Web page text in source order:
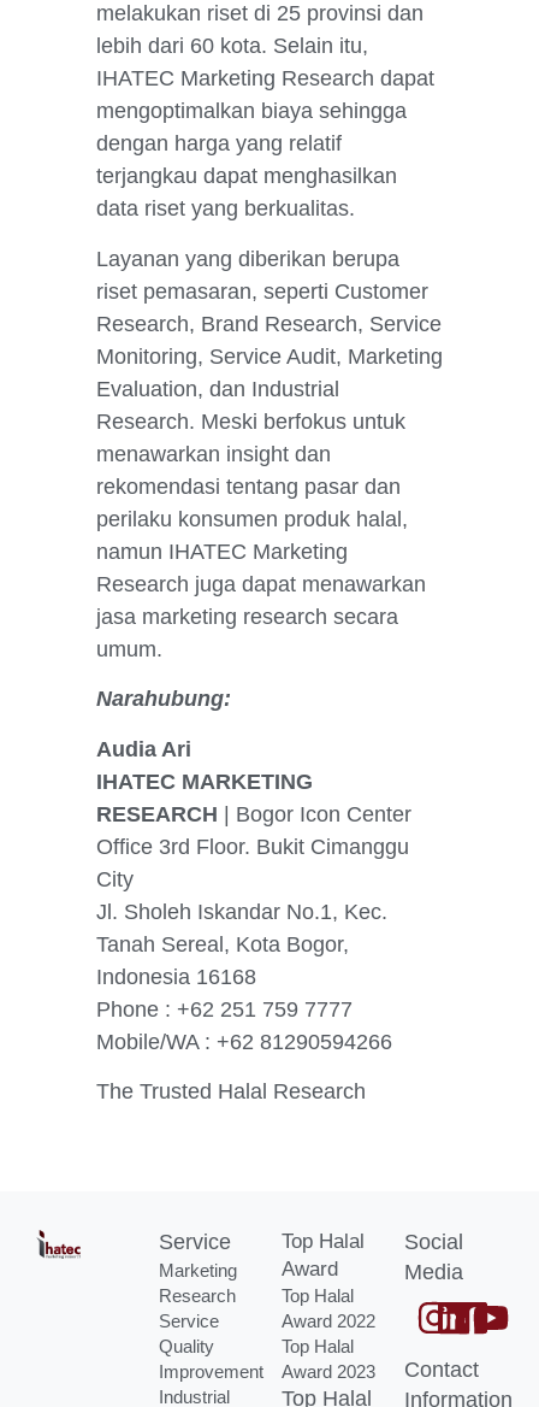
melakukan riset di 25 provinsi dan
lebih dari 60 kota. Selain itu,
IHATEC Marketing Research dapat
mengoptimalkan biaya sehingga
dengan harga yang relatif
terjangkau dapat menghasilkan
data riset yang berkualitas.
Layanan yang diberikan berupa
riset pemasaran, seperti Customer
Research, Brand Research, Service
Monitoring, Service Audit, Marketing
Evaluation, dan Industrial
Research. Meski berfokus untuk
menawarkan insight dan
rekomendasi tentang pasar dan
perilaku konsumen produk halal,
namun IHATEC Marketing
Research juga dapat menawarkan
jasa marketing research secara
umum.
Narahubung:
Audia Ari
IHATEC MARKETING
RESEARCH | Bogor Icon Center
Office 3rd Floor. Bukit Cimanggu
City
Jl. Sholeh Iskandar No.1, Kec.
Tanah Sereal, Kota Bogor,
Indonesia 16168
Phone : +62 251 759 7777
Mobile/WA : +62 81290594266
The Trusted Halal Research
Service
Marketing
Research
Service
Quality
Improvement
Industrial
Top Halal
Award
Top Halal
Award 2022
Top Halal
Award 2023
Top Halal
Social
Media
Contact
Information